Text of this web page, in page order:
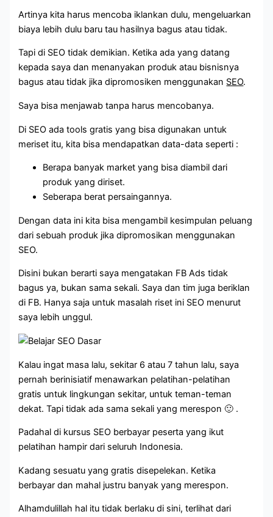
Artinya kita harus mencoba iklankan dulu, mengeluarkan
biaya lebih dulu baru tau hasilnya bagus atau tidak.
Tapi di SEO tidak demikian. Ketika ada yang datang
kepada saya dan menanyakan produk atau bisnisnya
bagus atau tidak jika dipromosiken menggunakan SEO.
Saya bisa menjawab tanpa harus mencobanya.
Di SEO ada tools gratis yang bisa digunakan untuk
meriset itu, kita bisa mendapatkan data-data seperti :
Berapa banyak market yang bisa diambil dari
produk yang diriset.
Seberapa berat persaingannya.
Dengan data ini kita bisa mengambil kesimpulan peluang
dari sebuah produk jika dipromosikan menggunakan
SEO.
Disini bukan berarti saya mengatakan FB Ads tidak
bagus ya, bukan sama sekali. Saya dan tim juga beriklan
di FB. Hanya saja untuk masalah riset ini SEO menurut
saya lebih unggul.
Kalau ingat masa lalu, sekitar 6 atau 7 tahun lalu, saya
pernah berinisiatif menawarkan pelatihan-pelatihan
gratis untuk lingkungan sekitar, untuk teman-teman
dekat. Tapi tidak ada sama sekali yang merespon 🙂 .
Padahal di kursus SEO berbayar peserta yang ikut
pelatihan hampir dari seluruh Indonesia.
Kadang sesuatu yang gratis disepelekan. Ketika
berbayar dan mahal justru banyak yang merespon.
Alhamdulillah hal itu tidak berlaku di sini, terlihat dari